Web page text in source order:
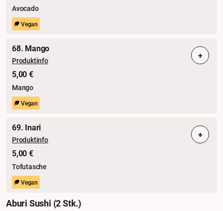
Avocado
Vegan
68. Mango
Produktinfo
5,00 €
Mango
Vegan
+
69. Inari
Produktinfo
5,00 €
Tofutasche
Vegan
+
Aburi Sushi (2 Stk.)